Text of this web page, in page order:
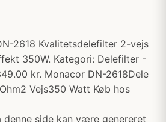
2618 Kvalitetsdelefilter 2-vejs
350W. Kategori: Delefilter -
kr. Monacor DN-2618Dele
Vejs350 Watt Køb hos
denne side kan være genereret